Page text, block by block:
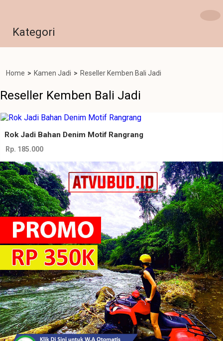
Kategori
Home > Kamen Jadi > Reseller Kemben Bali Jadi
Reseller Kemben Bali Jadi
Rok Jadi Bahan Denim Motif Rangrang
Rp. 185.000